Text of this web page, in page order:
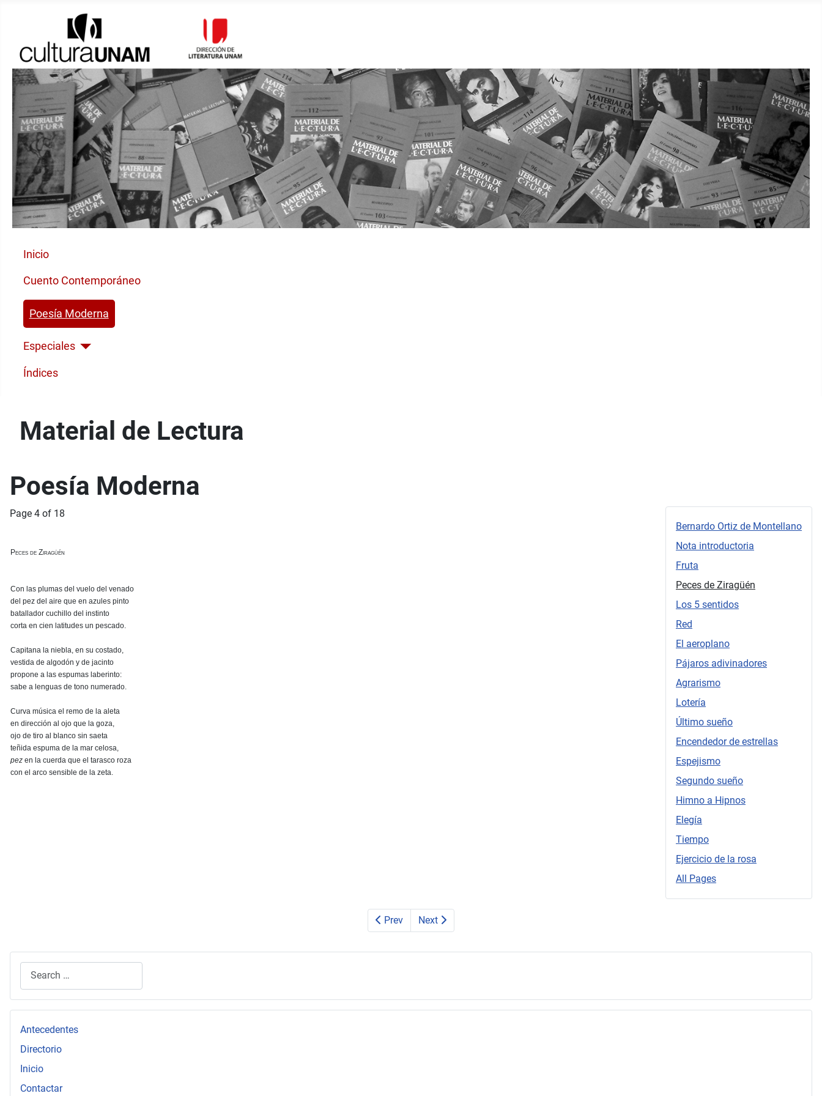
Inicio
Cuento Contemporáneo
Poesía Moderna
Especiales
Índices
Material de Lectura
Poesía Moderna
Bernardo Ortiz de Montellano
Nota introductoria
Fruta
Peces de Ziragüén
Los 5 sentidos
Red
El aeroplano
Pájaros adivinadores
Agrarismo
Lotería
Último sueño
Encendedor de estrellas
Espejismo
Segundo sueño
Himno a Hipnos
Elegía
Tiempo
Ejercicio de la rosa
All Pages
Page 4 of 18
Peces de Ziragüén
Con las plumas del vuelo del venado
del pez del aire que en azules pinto
batallador cuchillo del instinto
corta en cien latitudes un pescado.
Capitana la niebla, en su costado,
vestida de algodón y de jacinto
propone a las espumas laberinto:
sabe a lenguas de tono numerado.
Curva música el remo de la aleta
en dirección al ojo que la goza,
ojo de tiro al blanco sin saeta
teñida espuma de la mar celosa,
pez en la cuerda que el tarasco roza
con el arco sensible de la zeta.
Prev Next
Search
Antecedentes
Directorio
Inicio
Contactar